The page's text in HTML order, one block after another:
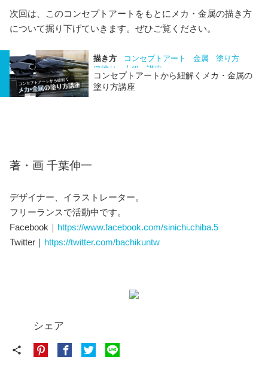
次回は、このコンセプトアートをもとにメカ・金属の描き方
について掘り下げていきます。ぜひご覧ください。
描き方 コンセプトアート 金属
塗り方
厚塗り
上級 講座
コンセプトアートから紐解くメカ・金属の
塗り方講座
著・画 千葉伸一
デザイナー、イラストレーター。
フリーランスで活動中です。
Facebook｜ https://www.facebook.com/sinichi.chiba.5
Twitter｜ https://twitter.com/bachikuntw
シェア
share